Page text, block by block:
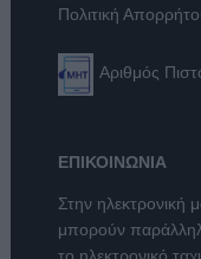
Πολιτική
Αριθμός
ΕΠΙΚΟΙΝΩΝΙΑ
Στην ηλεκτρονική
μπορούν
το ηλεκτρονικό